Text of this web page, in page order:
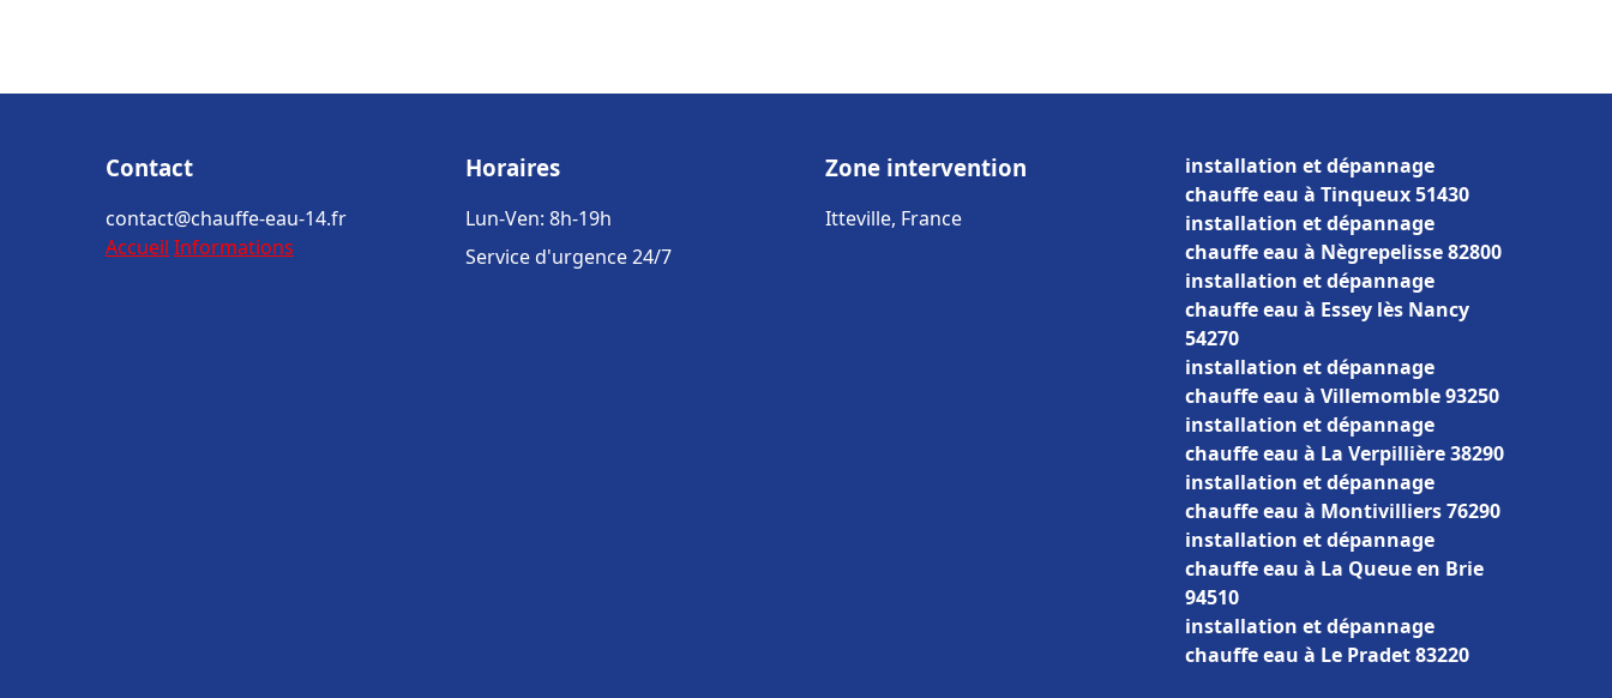
Contact
contact@chauffe-eau-14.fr
Accueil Informations
Horaires
Lun-Ven: 8h-19h
Service d'urgence 24/7
Zone intervention
Itteville, France
installation et dépannage
chauffe eau à Tinqueux 51430
installation et dépannage
chauffe eau à Nègrepelisse 82800
installation et dépannage
chauffe eau à Essey lès Nancy
54270
installation et dépannage
chauffe eau à Villemomble 93250
installation et dépannage
chauffe eau à La Verpillière 38290
installation et dépannage
chauffe eau à Montivilliers 76290
installation et dépannage
chauffe eau à La Queue en Brie
94510
installation et dépannage
chauffe eau à Le Pradet 83220